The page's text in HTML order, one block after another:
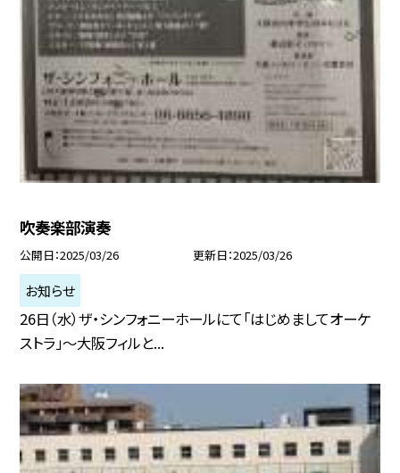
吹奏楽部演奏
公開日 2025/03/26 更新日 2025/03/26
お知らせ
26日（水）ザ・シンフォニーホールにて「はじめましてオーケ
ストラ」〜大阪フィルと...